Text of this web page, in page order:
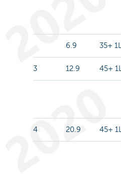
6.9 35+ 1L
3 12.9 45+ 1L
4 20.9 45+ 1L